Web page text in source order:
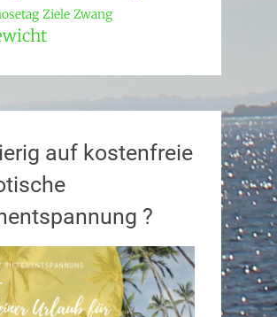
Ziele Zwang
auf kostenfreie
?